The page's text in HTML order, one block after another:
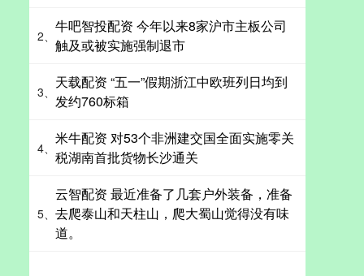
2、
牛吧智投配资 今年以来8家沪市主板公司
触及或被实施强制退市
3、
天载配资 “五一”假期浙江中欧班列日均到
发约760标箱
4、
米牛配资 对53个非洲建交国全面实施零关
税湖南首批货物长沙通关
5、
云智配资 最近准备了几套户外装备，准备
去爬泰山和天柱山，爬大蜀山觉得没有味
道。